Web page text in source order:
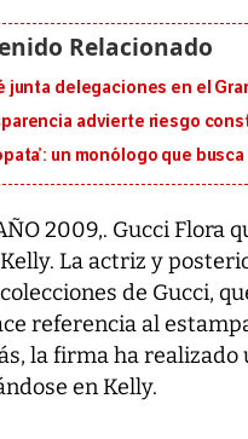
junta delegaciones en el
advierte riesgo
un monólogo que
2009,. Gucci Flora
La actriz y
de Gucci,
referencia al
la firma ha realizado
en Kelly.